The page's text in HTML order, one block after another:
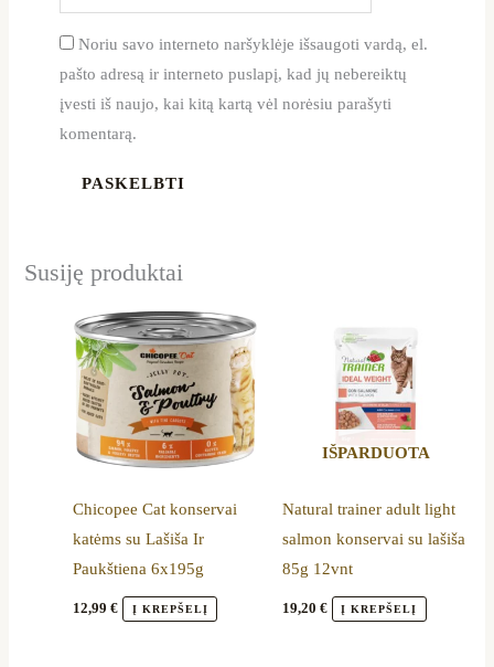
Noriu savo interneto naršyklėje išsaugoti vardą, el.
pašto adresą ir interneto puslapį, kad jų nebereiktų
įvesti iš naujo, kai kitą kartą vėl norėsiu parašyti
komentarą.
Susiję produktai
Chicopee Cat konservai
katėms su Lašiša Ir
Paukštiena 6x195g
12,99€ Į KREPŠELĮ
IŠPARDUOTA
Natural trainer adult light
salmon konservai su lašiša
85g 12vnt
19,20 € Į KREPŠELĮ